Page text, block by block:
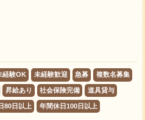
経験OK 未経験歓迎 急募 複数名募集
昇給あり 社会保険完備 道具貸与
80日以上 年間休日100日以上